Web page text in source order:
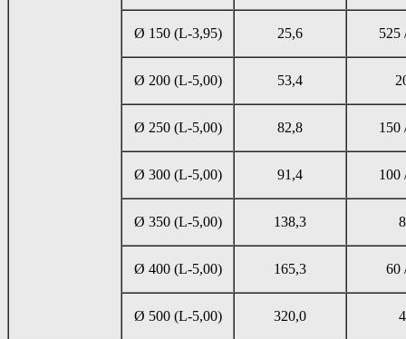
Ø 150 (L-3,95) 25,6 525
Ø 200 (L-5,00) 53,4
Ø 250 (L-5,00) 82,8 150
Ø 300 (L-5,00) 91,4 100
Ø 350 (L-5,00) 138,3
Ø 400 (L-5,00) 165,3 60
Ø 500 (L-5,00) 320,0